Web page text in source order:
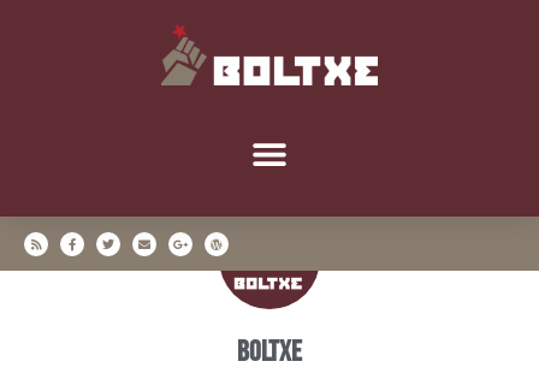
Boltxe